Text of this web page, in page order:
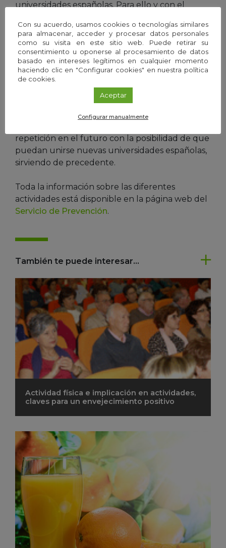
universidades españolas. Para ello y con el
Centro Regional de Transfusión Sanguínea de
Córdoba, se organizará una sesión de donación
de sangre en la Sala Mudéjar del Rectorado.
Con esta campaña de donación en red, se
pueden conseguir nuevos donantes jóvenes,
convirtiendo la donación en un hábito. Además,
el éxito de este reto de donaciones en el Día de
repetición en el futuro con la posibilidad de que
puedan unirse nuevas universidades españolas,
sirviendo de precedente.
Toda la información sobre las diferentes
actividades está disponible en la página web del
Servicio de Prevención.
También te puede interesar...
Actividad física e implicación en actividades,
claves para un envejecimiento positivo
Con su acuerdo, usamos cookies o tecnologías similares
para almacenar, acceder y procesar datos personales
como su visita en este sitio web. Puede retirar su
consentimiento u oponerse al procesamiento de datos
basado en intereses legítimos en cualquier momento
haciendo clic en "Configurar cookies" en nuestra política
de cookies.
Aceptar
Configurar manualmente